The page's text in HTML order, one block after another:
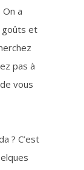
a
goûts et
pas à
vous
? C’est